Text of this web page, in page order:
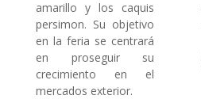
amarillo y los caquis
persimon. Su objetivo
en la feria se centrará
en proseguir su
crecimiento en el
mercados exterior.